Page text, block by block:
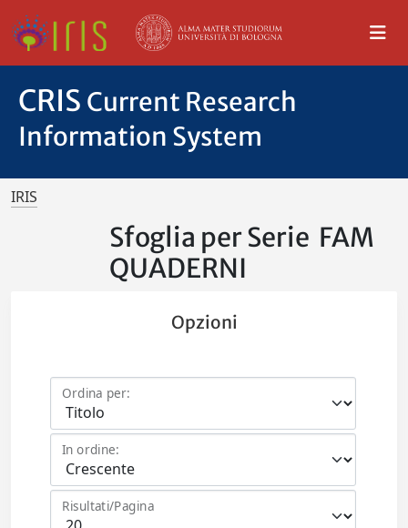
CRIS Current Research
Information System
IRIS
Sfoglia per Serie FAM
QUADERNI
Opzioni
Ordina per:
In ordine:
Risultati/Pagina